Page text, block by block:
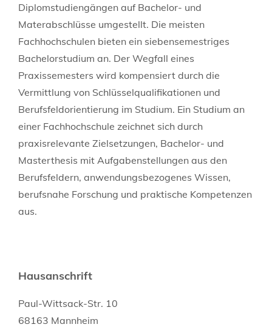
Diplomstudiengängen auf Bachelor- und
Materabschlüsse umgestellt. Die meisten
Fachhochschulen bieten ein siebensemestriges
Bachelorstudium an. Der Wegfall eines
Praxissemesters wird kompensiert durch die
Vermittlung von Schlüsselqualifikationen und
Berufsfeldorientierung im Studium. Ein Studium an
einer Fachhochschule zeichnet sich durch
praxisrelevante Zielsetzungen, Bachelor- und
Masterthesis mit Aufgabenstellungen aus den
Berufsfeldern, anwendungsbezogenes Wissen,
berufsnahe Forschung und praktische Kompetenzen
aus.
Hausanschrift
Paul-Wittsack-Str. 10
68163 Mannheim